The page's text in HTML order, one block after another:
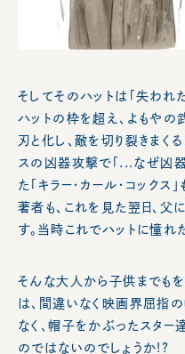
そしてそのハットは「失われ
ハットの枠を超え、よもや
刃と化し、敵を切り裂きまく
スの凶器攻撃で「...なぜ凶
た「キラー・カール・コック
著者も、これを見た翌日、父
す。当時これでハットに憧
そんな大人から子供までもを
は、間違いなく映画界屈指
なく、帽子をかぶったスタ
のではないのでしょうか!?